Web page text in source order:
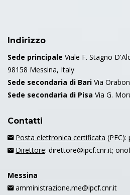
Indirizzo
Sede principale Viale F. Stagno
98158 Messina, Italy
Sede secondaria di Bari Via
Sede secondaria di Pisa Via G.
Contatti
Posta elettronica certificata
Direttore: direttore@ipcf.cnr.it;
Messina
amministrazione.me@ipcf.cnr.it